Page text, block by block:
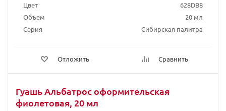
Цвет
628DB8
Объем
20 мл
Серия
Сибирская палитра
Отложить Сравнить
Гуашь Альбатрос оформительская
фиолетовая, 20 мл